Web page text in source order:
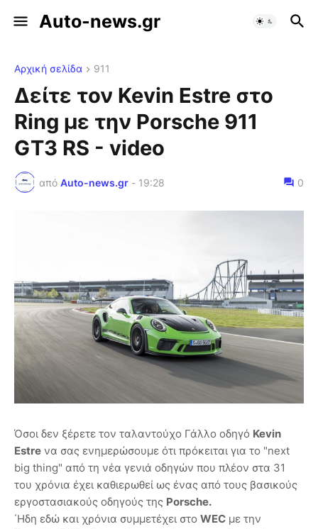
Auto-news.gr
Αρχική σελίδα 911
Δείτε τον Kevin Estre στο
Ring με την Porsche 911
GT3 RS - video
από Auto-news.gr - 19:28 0
Όσοι δεν ξέρετε τον ταλαντούχο Γάλλο οδηγό Kevin
Estre να σας ενημερώσουμε ότι πρόκειται για το "next
big thing" από τη νέα γενιά οδηγών που πλέον στα 31
του χρόνια έχει καθιερωθεί ως ένας από τους βασικούς
εργοστασιακούς οδηγούς της Porsche.
΄Ηδη εδώ και χρόνια συμμετέχει στο WEC με την